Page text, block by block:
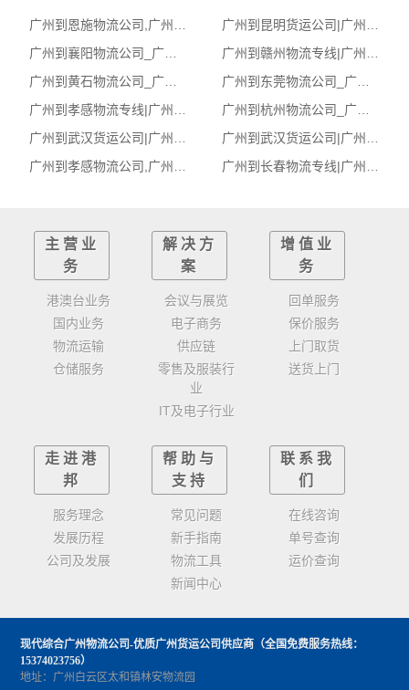
主营业
务
港澳台业务
国内业务
物流运输
仓储服务
解决方
案
会议与展览
电子商务
供应链
零售及服装行
业
IT及电子行业
增值业
务
回单服务
保价服务
上门取货
送货上门
走进港
邦
服务理念
发展历程
公司及发展
帮助与
支持
常见问题
新手指南
物流工具
新闻中心
联系我
们
在线咨询
单号查询
运价查询
现代综合广州物流公司-优质广州货运公司供应商 （全国免费服务热线：
15374023756）
地址：广州白云区太和镇林安物流园